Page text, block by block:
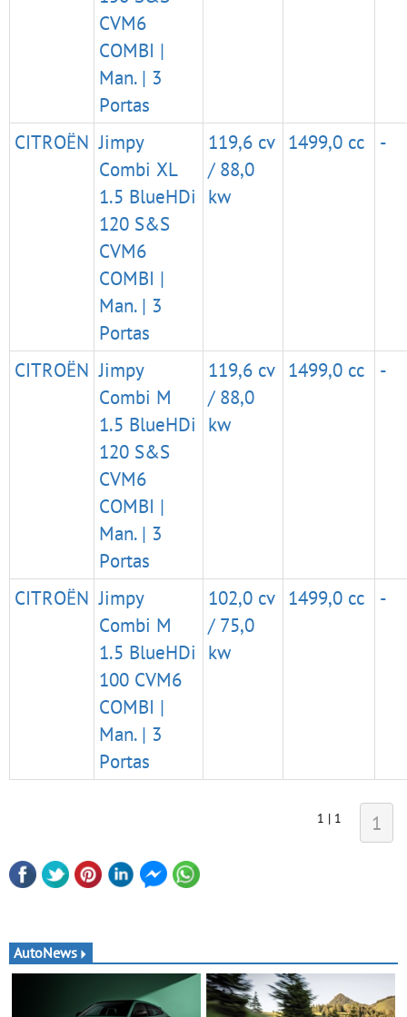
CVM6
COMBI |
Man. | 3
Portas
CITROËN Jimpy
Combi XL
1.5 BlueHDi
120 S&S
CVM6
COMBI |
Man. | 3
Portas
119,6 cv
/ 88,0
kw
1499,0 cc -
CITROËN Jimpy
Combi M
1.5 BlueHDi
120 S&S
CVM6
COMBI |
Man. | 3
Portas
119,6 cv
/ 88,0
kw
1499,0 cc -
CITROËN Jimpy
Combi M
1.5 BlueHDi
100 CVM6
COMBI |
Man. | 3
Portas
102,0 cv
/ 75,0
kw
1499,0 cc -
1 | 1 1
AutoNews